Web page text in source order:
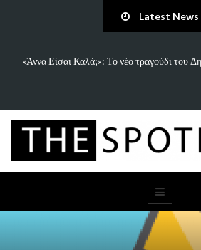
Latest News
που σπάει
5 Ιδέες & Βιβλία για ένα